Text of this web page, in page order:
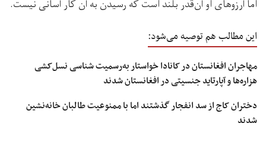
اما آرزوهای او آن‌قدر بلند است که رسیدن به آن کار آسانی نیست.
این مطالب هم توصیه می‌شود:
مهاجران افغانستان در کانادا خواستار به‌رسمیت شناسی نسل‌کشی
هزاره‌ها و آپارتاید جنسیتی در افغانستان شدند
دختران کاج از سد انفجار گذشتند اما با ممنوعیت طالبان خانه‌نشین
شدند